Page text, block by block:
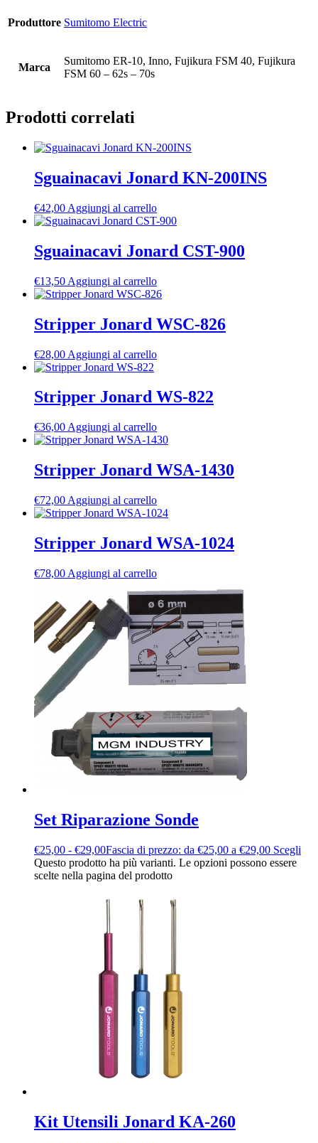
Produttore Sumitomo Electric
Marca
Sumitomo ER-10, Inno, Fujikura FSM 40, Fujikura
FSM 60 – 62s – 70s
Prodotti correlati
Sguainacavi Jonard KN-200INS
€42,00 Aggiungi al carrello
Sguainacavi Jonard CST-900
€13,50 Aggiungi al carrello
Stripper Jonard WSC-826
€28,00 Aggiungi al carrello
Stripper Jonard WS-822
€36,00 Aggiungi al carrello
Stripper Jonard WSA-1430
€72,00 Aggiungi al carrello
Stripper Jonard WSA-1024
€78,00 Aggiungi al carrello
Set Riparazione Sonde
€25,00 - €29,00Fascia di prezzo: da €25,00 a €29,00 Scegli
Questo prodotto ha più varianti. Le opzioni possono essere
scelte nella pagina del prodotto
Kit Utensili Jonard KA-260